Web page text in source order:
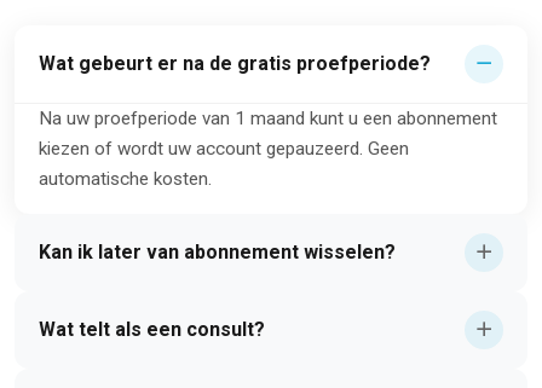
Wat gebeurt er na de gratis proefperiode?
Na uw proefperiode van 1 maand kunt u een abonnement
kiezen of wordt uw account gepauzeerd. Geen
automatische kosten.
Kan ik later van abonnement wisselen?
Wat telt als een consult?